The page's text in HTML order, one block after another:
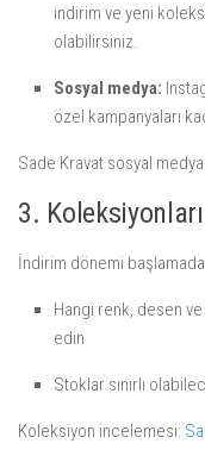
indirim ve yeni
olabilirsiniz.
Sosyal medya:
özel kampanyaları
Sade Kravat sosyal
3.
İndirim dönemi
Hangi renk, desen ve
edin
Stoklar sınırlı
Koleksiyon incelemesi: